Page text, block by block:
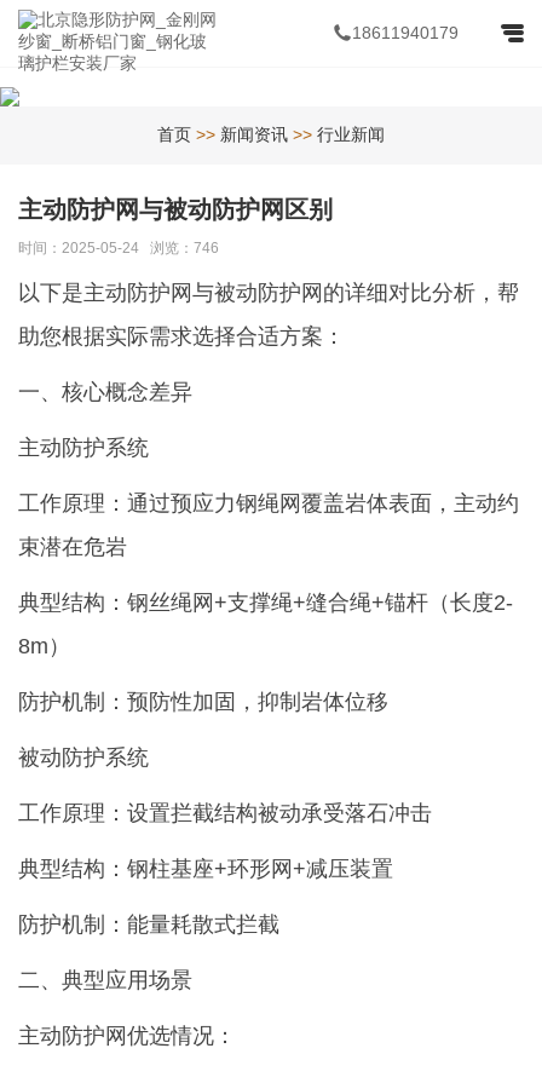
18611940179
首页 >> 新闻资讯 >> 行业新闻
主动防护网与被动防护网区别
时间：2025-05-24 浏览：746
以下是主动防护网与被动防护网的详细对比分析，帮
助您根据实际需求选择合适方案：
一、核心概念差异
主动防护系统
工作原理：通过预应力钢绳网覆盖岩体表面，主动约
束潜在危岩
典型结构：钢丝绳网+支撑绳+缝合绳+锚杆（长度2-
8m）
防护机制：预防性加固，抑制岩体位移
被动防护系统
工作原理：设置拦截结构被动承受落石冲击
典型结构：钢柱基座+环形网+减压装置
防护机制：能量耗散式拦截
二、典型应用场景
主动防护网优选情况：